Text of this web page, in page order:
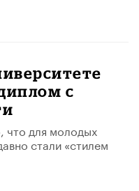
с
что для молодых
стали «стилем